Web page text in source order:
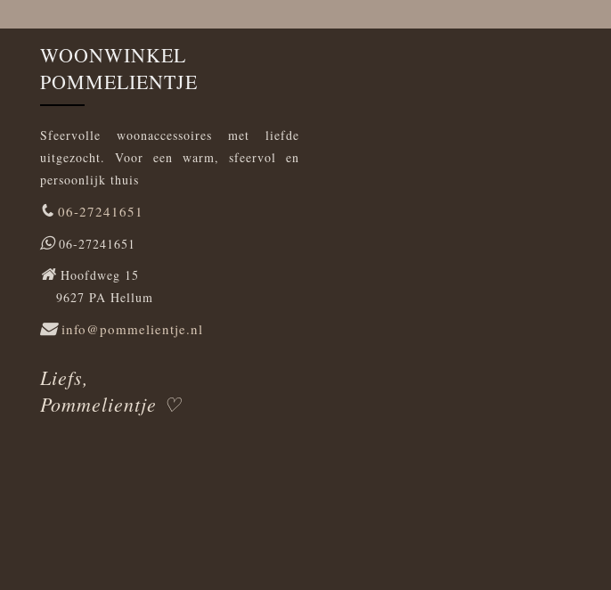
WOONWINKEL
POMMELIENTJE
Sfeervolle woonaccessoires met liefde
uitgezocht. Voor een warm, sfeervol en
persoonlijk thuis
06-27241651
06-27241651
Hoofdweg 15
9627 PA Hellum
info@pommelientje.nl
Liefs,
Pommelientje ♡